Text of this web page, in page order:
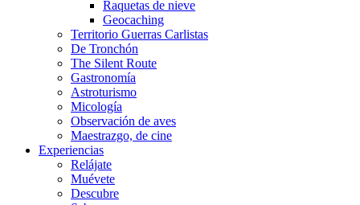
Raquetas de nieve
Geocaching
Territorio Guerras Carlistas
De Tronchón
The Silent Route
Gastronomía
Astroturismo
Micología
Observación de aves
Maestrazgo, de cine
Experiencias
Relájate
Muévete
Descubre